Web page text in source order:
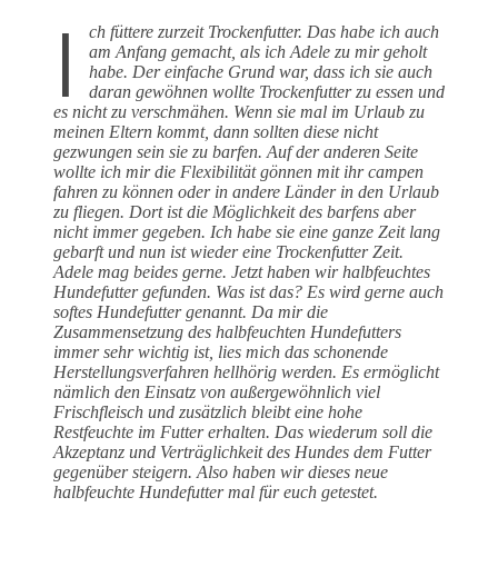
I
ch füttere zurzeit Trockenfutter. Das habe ich auch
am Anfang gemacht, als ich Adele zu mir geholt
habe. Der einfache Grund war, dass ich sie auch
daran gewöhnen wollte Trockenfutter zu essen und
es nicht zu verschmähen. Wenn sie mal im Urlaub zu
meinen Eltern kommt, dann sollten diese nicht
gezwungen sein sie zu barfen. Auf der anderen Seite
wollte ich mir die Flexibilität gönnen mit ihr campen
fahren zu können oder in andere Länder in den Urlaub
zu fliegen. Dort ist die Möglichkeit des barfens aber
nicht immer gegeben. Ich habe sie eine ganze Zeit lang
gebarft und nun ist wieder eine Trockenfutter Zeit.
Adele mag beides gerne. Jetzt haben wir halbfeuchtes
Hundefutter gefunden. Was ist das? Es wird gerne auch
softes Hundefutter genannt. Da mir die
Zusammensetzung des halbfeuchten Hundefutters
immer sehr wichtig ist, lies mich das schonende
Herstellungsverfahren hellhörig werden. Es ermöglicht
nämlich den Einsatz von außergewöhnlich viel
Frischfleisch und zusätzlich bleibt eine hohe
Restfeuchte im Futter erhalten. Das wiederum soll die
Akzeptanz und Verträglichkeit des Hundes dem Futter
gegenüber steigern. Also haben wir dieses neue
halbfeuchte Hundefutter mal für euch getestet.